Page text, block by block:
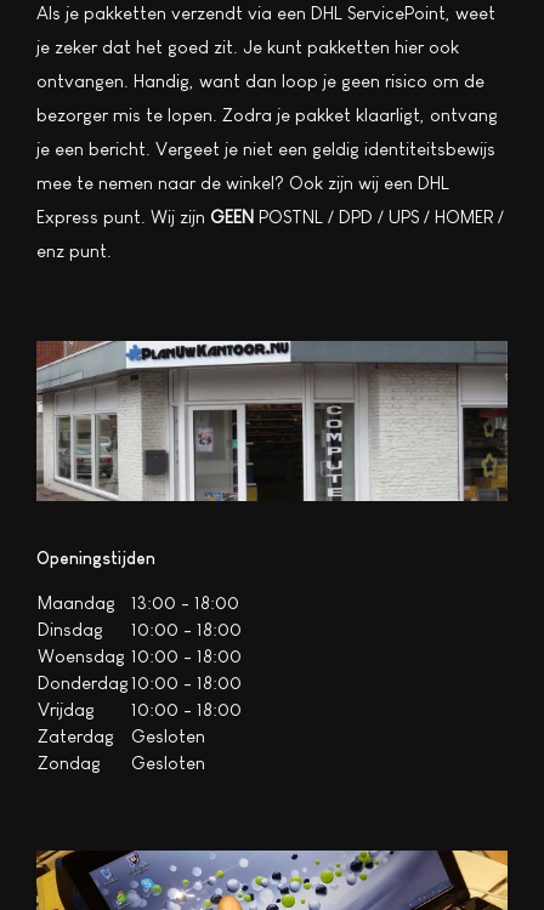
Als je pakketten verzendt via een DHL ServicePoint, weet
je zeker dat het goed zit. Je kunt pakketten hier ook
ontvangen. Handig, want dan loop je geen risico om de
bezorger mis te lopen. Zodra je pakket klaarligt, ontvang
je een bericht. Vergeet je niet een geldig identiteitsbewijs
mee te nemen naar de winkel? Ook zijn wij een DHL
Express punt. Wij zijn GEEN POSTNL / DPD / UPS / HOMER /
enz punt.
Openingstijden
Maandag
Dinsdag
Woensdag
Donderdag
Vrijdag
Zaterdag
Zondag
13:00 - 18:00
10:00 - 18:00
10:00 - 18:00
10:00 - 18:00
10:00 - 18:00
Gesloten
Gesloten